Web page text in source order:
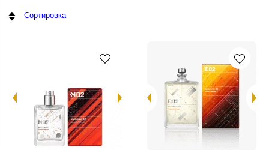
Сортировка